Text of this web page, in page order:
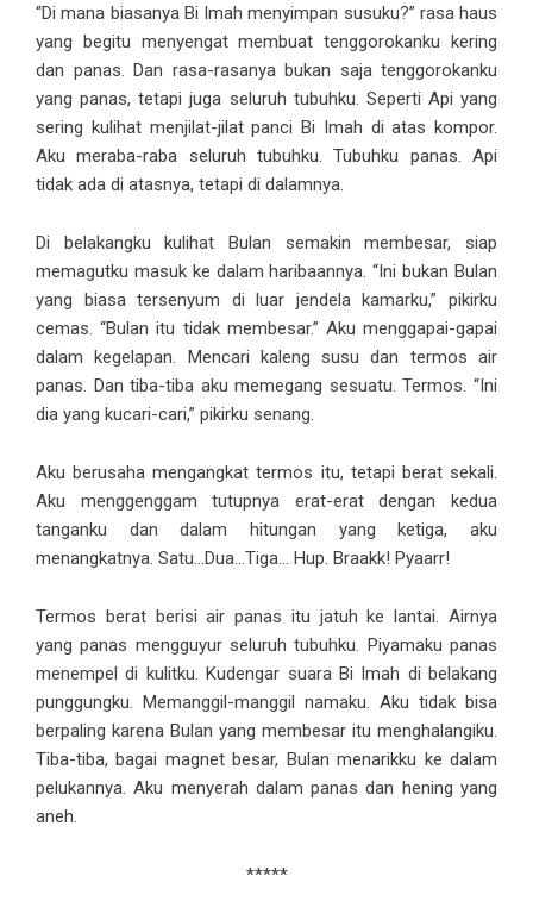
“Di mana biasanya Bi Imah menyimpan susuku?” rasa haus
yang begitu menyengat membuat tenggorokanku kering
dan panas. Dan rasa-rasanya bukan saja tenggorokanku
yang panas, tetapi juga seluruh tubuhku. Seperti Api yang
sering kulihat menjilat-jilat panci Bi Imah di atas kompor.
Aku meraba-raba seluruh tubuhku. Tubuhku panas. Api
tidak ada di atasnya, tetapi di dalamnya.
Di belakangku kulihat Bulan semakin membesar, siap
memagutku masuk ke dalam haribaannya. “Ini bukan Bulan
yang biasa tersenyum di luar jendela kamarku,” pikirku
cemas. “Bulan itu tidak membesar.” Aku menggapai-gapai
dalam kegelapan. Mencari kaleng susu dan termos air
panas. Dan tiba-tiba aku memegang sesuatu. Termos. “Ini
dia yang kucari-cari,” pikirku senang.
Aku berusaha mengangkat termos itu, tetapi berat sekali.
Aku menggenggam tutupnya erat-erat dengan kedua
tanganku dan dalam hitungan yang ketiga, aku
menangkatnya. Satu…Dua…Tiga… Hup. Braakk! Pyaarr!
Termos berat berisi air panas itu jatuh ke lantai. Airnya
yang panas mengguyur seluruh tubuhku. Piyamaku panas
menempel di kulitku. Kudengar suara Bi Imah di belakang
punggungku. Memanggil-manggil namaku. Aku tidak bisa
berpaling karena Bulan yang membesar itu menghalangiku.
Tiba-tiba, bagai magnet besar, Bulan menarikku ke dalam
pelukannya. Aku menyerah dalam panas dan hening yang
aneh.
*****